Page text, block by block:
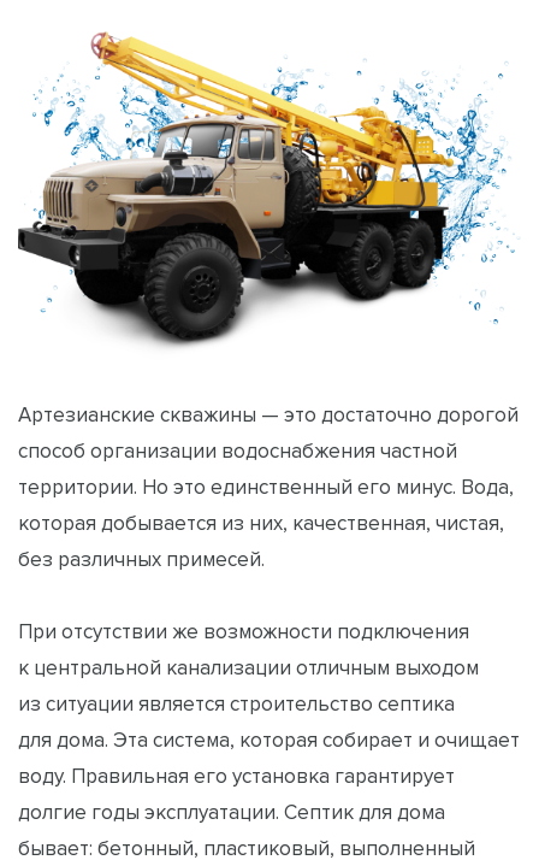
Артезианские скважины — это достаточно дорогой
способ организации водоснабжения частной
территории. Но это единственный его минус. Вода,
которая добывается из них, качественная, чистая,
без различных примесей.
При отсутствии же возможности подключения
к центральной канализации отличным выходом
из ситуации является строительство септика
для дома. Эта система, которая собирает и очищает
воду. Правильная его установка гарантирует
долгие годы эксплуатации. Септик для дома
бывает: бетонный, пластиковый, выполненный